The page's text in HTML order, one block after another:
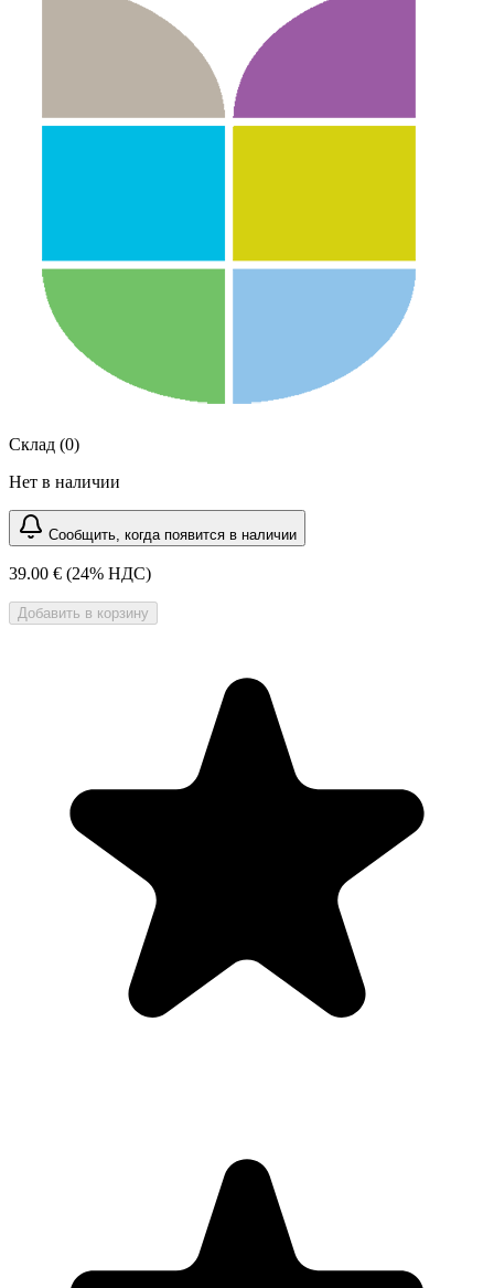
Склад (0)
Нет в наличии
Сообщить, когда появится в наличии
39.00 € (24% НДС)
Добавить в корзину